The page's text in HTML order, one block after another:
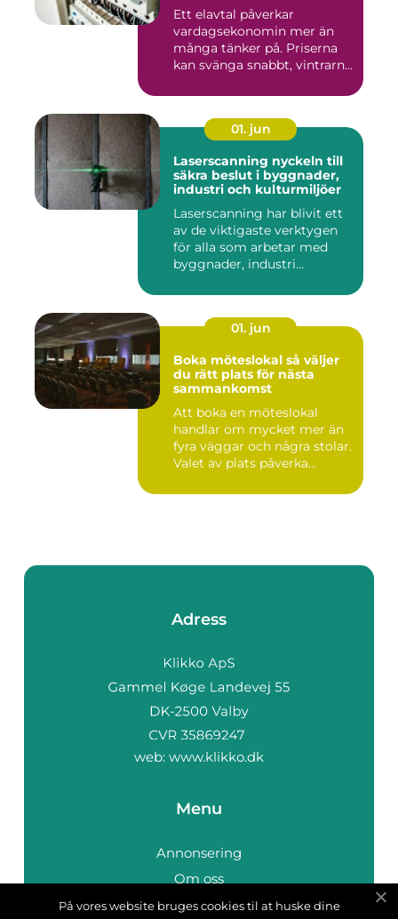
Ett elavtal påverkar
vardagsekonomin mer än
många tänker på. Priserna
kan svänga snabbt, vintrarna
01. jun
Laserscanning nyckeln till
säkra beslut i byggnader,
industri och kulturmiljöer
Laserscanning har blivit ett
av de viktigaste verktygen
för alla som arbetar med
byggnader, industri...
01. jun
Boka möteslokal så väljer
du rätt plats för nästa
sammankomst
Att boka en möteslokal
handlar om mycket mer än
fyra väggar och några stolar.
Valet av plats påverka...
Adress
web: www.klikko.dk
Menu
Annonsering
Om oss
Cookies
På vores website bruges cookies til at huske dine